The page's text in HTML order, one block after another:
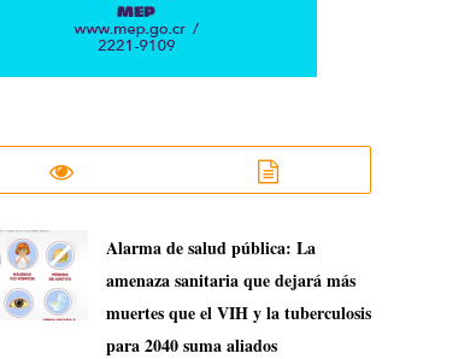
​Alarma de salud pública: La
amenaza sanitaria que dejará más
muertes que el VIH y la tuberculosis
para 2040 suma aliados